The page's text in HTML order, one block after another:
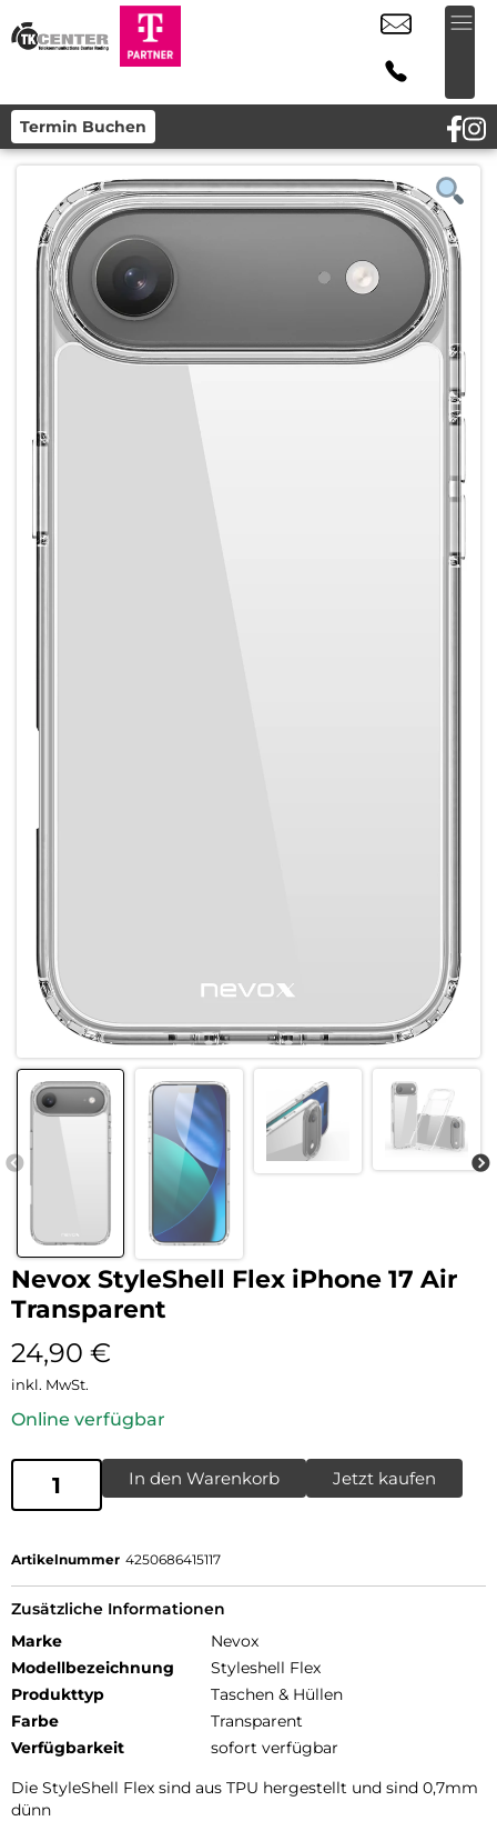
Termin Buchen
Nevox StyleShell Flex iPhone 17 Air
Transparent
24,90 €
inkl. MwSt.
Online verfügbar
In den Warenkorb Jetzt kaufen
Artikelnummer 4250686415117
Zusätzliche Informationen
Marke
Nevox
Modellbezeichnung
Styleshell Flex
Produkttyp
Taschen & Hüllen
Farbe
Transparent
Verfügbarkeit
sofort verfügbar
Die StyleShell Flex sind aus TPU hergestellt und sind 0,7mm
dünn